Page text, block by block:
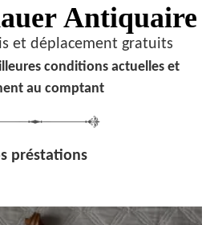
Antiquaire
et déplacement gratuits
conditions actuelles et
au comptant
préstations